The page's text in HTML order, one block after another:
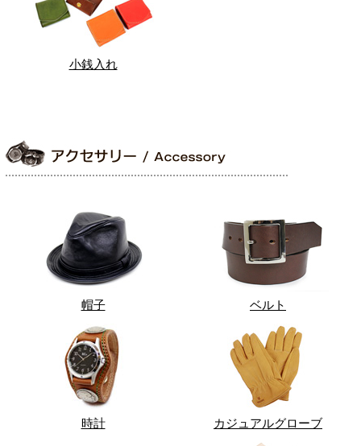
小銭入れ
帽子 ベルト
時計 カジュアルグローブ